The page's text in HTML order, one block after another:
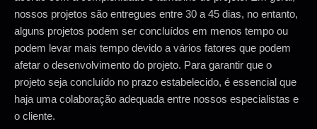
nossos projetos são entregues entre 30 a 45 dias, no entanto,
alguns projetos podem ser concluídos em menos tempo ou
podem levar mais tempo devido a vários fatores que podem
afetar o desenvolvimento do projeto. Para garantir que o
projeto seja concluído no prazo estabelecido, é essencial que
haja uma colaboração adequada entre nossos especialistas e
o cliente.